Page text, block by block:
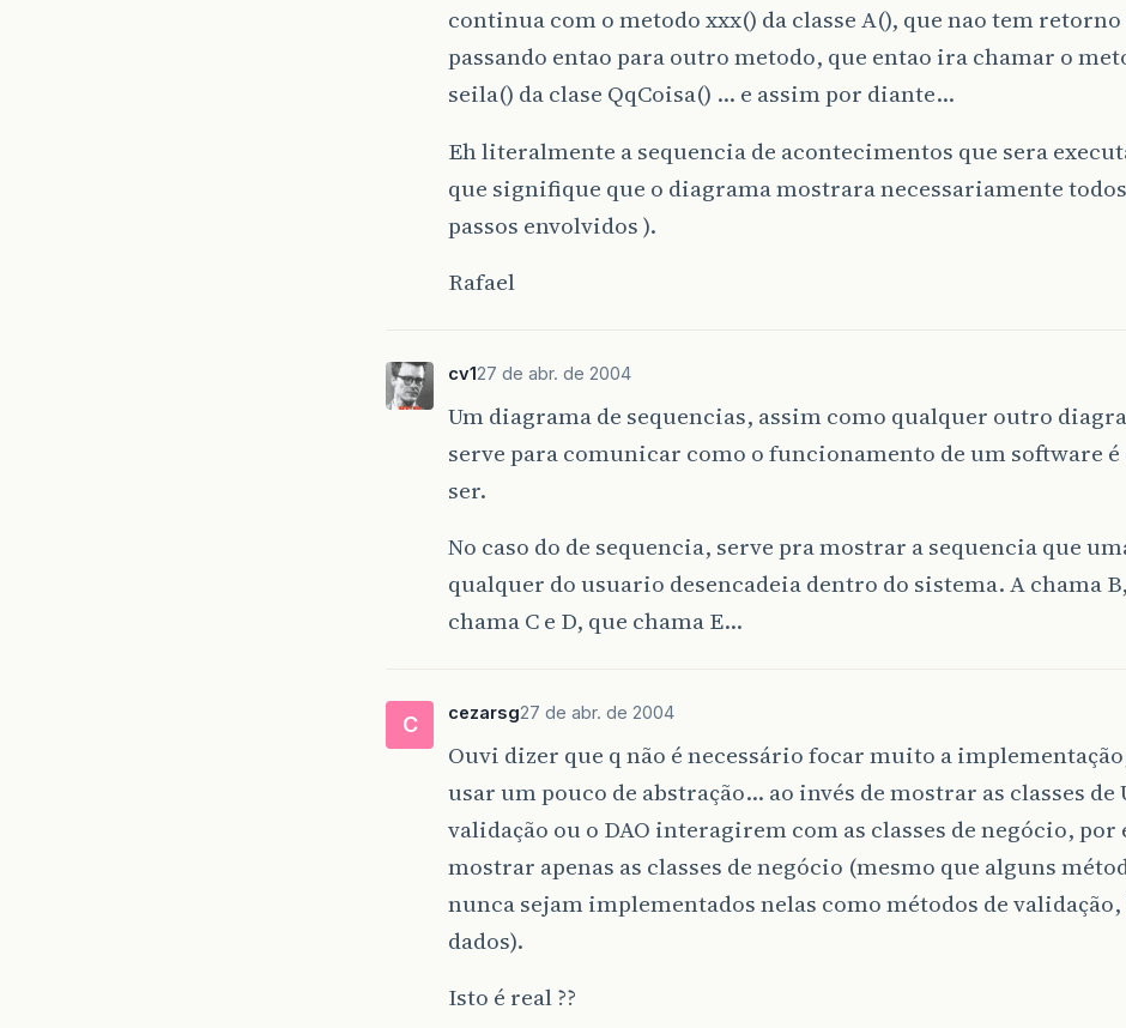
continua com o metodo xxx() da classe A(), que nao tem
passando entao para outro metodo, que entao ira chamar o
seila() da clase QqCoisa() … e assim por diante…
Eh literalmente a sequencia de acontecimentos que sera
que signifique que o diagrama mostrara necessariamente
passos envolvidos ).
Rafael
cv127 de abr. de 2004
Um diagrama de sequencias, assim como qualquer outro
serve para comunicar como o funcionamento de um software é
ser.
No caso do de sequencia, serve pra mostrar a sequencia que
qualquer do usuario desencadeia dentro do sistema. A chama
chama C e D, que chama E…
C cezarsg27 de abr. de 2004
Ouvi dizer que q não é necessário focar muito a
usar um pouco de abstração… ao invés de mostrar as classes de
validação ou o DAO interagirem com as classes de negócio, por
mostrar apenas as classes de negócio (mesmo que alguns
nunca sejam implementados nelas como métodos de validação,
dados).
Isto é real ??